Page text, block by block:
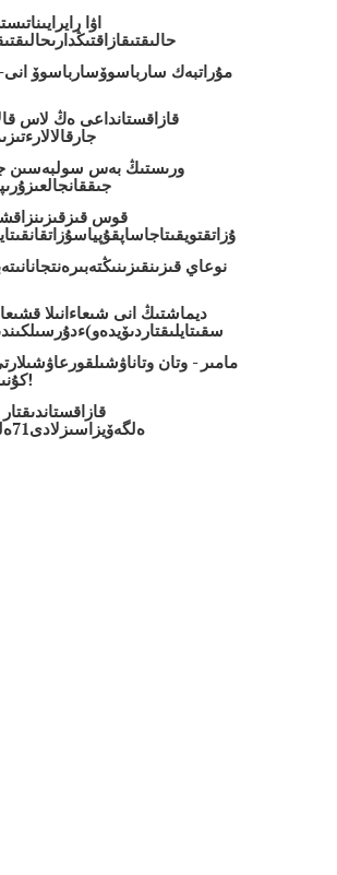
اۋا
مۇراتبەك سارباسوۆسارباسوۆ
قازاقستانداعى ەڭ لاس
ورىستىڭ بەس سولبەسىن
قوس
نوعاي
ديماشتىڭ انى شىعاءانىلا
كۇنىقۇتتىبولسىن!
ەلگەۆيزاسىزلادى71ەلگەباراالادى